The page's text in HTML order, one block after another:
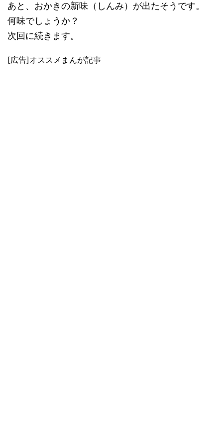
あと、おかきの新味（しんみ）が出たそうです。
何味でしょうか？
次回に続きます。
[広告]オススメまんが記事